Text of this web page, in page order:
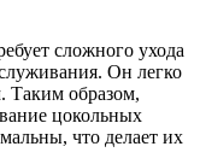
сложного ухода
Он легко
Таким образом,
цокольных
что делает их